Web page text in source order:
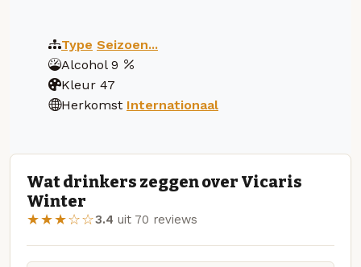
Type Seizoen...
Alcohol 9
Kleur 47
Herkomst Internationaal
Wat drinkers zeggen over Vicaris
Winter
★★★☆☆3.4 uit 70 reviews